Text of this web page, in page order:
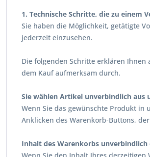
1. Technische Schritte, die zu einem
Sie haben die Möglichkeit, getätigte
jederzeit einzusehen.
Die folgenden Schritte erklären Ihnen
dem Kauf aufmerksam durch.
Sie wählen Artikel unverbindlich aus
Wenn Sie das gewünschte Produkt
Anklicken des Warenkorb-Buttons,
Inhalt des Warenkorbs unverbindlich